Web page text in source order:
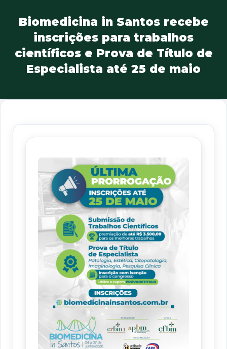
Biomedicina in Santos recebe
inscrições para trabalhos
científicos e Prova de Título de
Especialista até 25 de maio